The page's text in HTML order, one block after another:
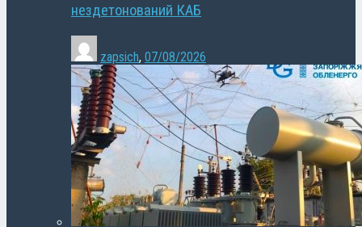
нездетонований КАБ
zapsich, 07/08/2026